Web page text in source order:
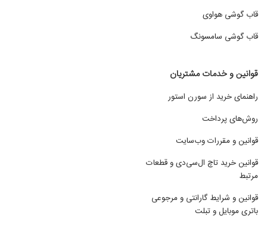
قاب گوشی هواوی
قاب گوشی سامسونگ
قوانین و خدمات مشتریان
راهنمای خرید از سورن استور
روش‌های پرداخت
قوانین و مقررات وب‌سایت
قوانین خرید تاچ ال‌سی‌دی و قطعات
مرتبط
قوانین و شرایط گارانتی و مرجوعی
باتری موبایل و تبلت